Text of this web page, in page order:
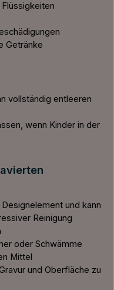
Getränke
vollständig entleeren
wenn Kinder in der
und kann
Reinigung
oder Schwämme
Mittel
und Oberfläche zu